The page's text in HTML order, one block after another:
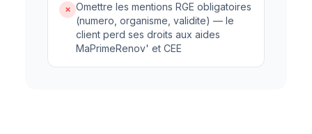
✗ Omettre les mentions RGE obligatoires
(numero, organisme, validite) — le
client perd ses droits aux aides
MaPrimeRenov' et CEE